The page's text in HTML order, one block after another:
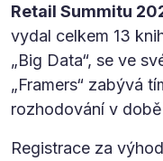
Retail Summitu
vydal celkem 13
„Big Data“, se ve
„Framers“ zabývá
rozhodování v
Registrace za